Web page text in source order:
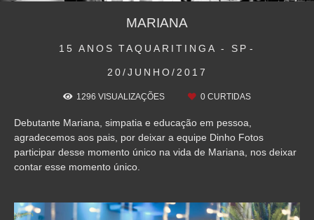
15 ANOS TAQUARITINGA - SP
20/JUNHO/2017
MARIANA
1296 VISUALIZAÇÕES 0 CURTIDAS
Debutante Mariana, simpatia e educação em pessoa,
agradecemos aos pais, por deixar a equipe Dinho Fotos
participar desse momento único na vida de Mariana, nos deixar
contar esse momento único.